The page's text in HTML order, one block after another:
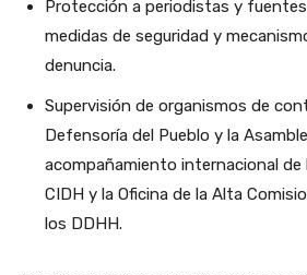
Protección a periodistas y
medidas de seguridad y
denuncia.
Supervisión de organismos de
Defensoría del Pueblo y la
acompañamiento internacional de
CIDH y la Oficina de la Alta
los DDHH.